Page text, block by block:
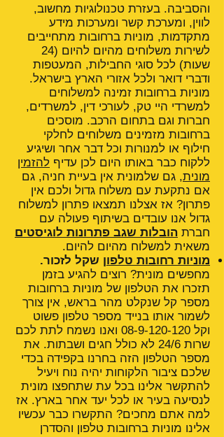
והסביבה. בעזרת טכנולוגיות מחשוב,
לווין, ומערכת קשר ומערכות מידע
מתקדמות, מוניות ברחובות מתחייבים
לשירות משלוחים מהיום להיום (24
שעות) לכל סוגי החבילות, המעטפות
ודברי דואר ולכל אזורי הארץ בישראל.
מוניות ברחובות זמינה למשלוחים
למשרדי היי טק, לעורכי דין, למשרדים,
חברות וגם בתחום הרכב. מוסכים
ברחובות מזמינים משלוחים לחלקי
חילוף או למנורות וכל דבר אחר ושיגיע
ללקוח כבר באותו היום לכן עדיף להזמין
מונית, גם שלמונית אין בעיית חניה, גם
אם נתקעת עם משלוח גדול ולכם אין
פתרון? אז אצלנו תמצאו פתרון למשלוח
גדול אנו עובדים בשיתוף פעולה עם
חברת הובלות שגב פתרונות לוגיסטים
משאית למשלוח מהיום להיום.
מוניות רחובות טלפון שקל לזכור.
מחפשים מונית? רוצים להגיע בזמן
תזכרו את הטלפון של מוניות ברחובות
מספר קל שנקלט מהר בראש, אין צורך
לשמור אותו בנייד מספר טלפון פשוט
וקל 08-9-120-120 ואנו נשמח לתת לכם
שרות 24/6 לא כולל חגים ושבתות. את
מספר הטלפון הזה בחרנו בקפידה בכדי
שלכם ציבור הלקוחות יהיה נוח ויעיל
להתקשר אלינו בכל עת שתחפצו מונית
לנסיעה בעיר או לכל יעד אחר בארץ. אז
למה אתם מחכים? התקשרו כבר עכשיו
אלינו מוניות ברחובות טלפון והסדרן